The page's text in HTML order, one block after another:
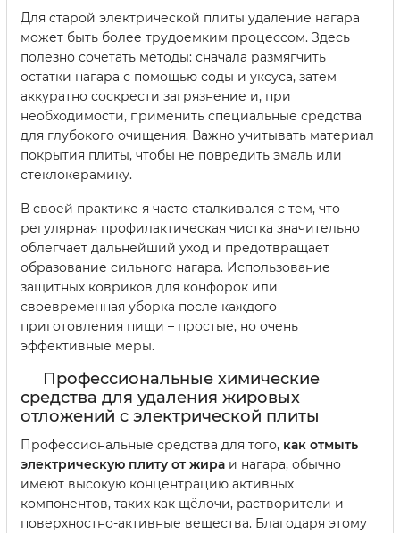
Для старой электрической плиты удаление нагара
может быть более трудоемким процессом. Здесь
полезно сочетать методы: сначала размягчить
остатки нагара с помощью соды и уксуса, затем
аккуратно соскрести загрязнение и, при
необходимости, применить специальные средства
для глубокого очищения. Важно учитывать материал
покрытия плиты, чтобы не повредить эмаль или
стеклокерамику.
В своей практике я часто сталкивался с тем, что
регулярная профилактическая чистка значительно
облегчает дальнейший уход и предотвращает
образование сильного нагара. Использование
защитных ковриков для конфорок или
своевременная уборка после каждого
приготовления пищи – простые, но очень
эффективные меры.
Профессиональные химические
средства для удаления жировых
отложений с электрической плиты
Профессиональные средства для того, как отмыть
электрическую плиту от жира и нагара, обычно
имеют высокую концентрацию активных
компонентов, таких как щёлочи, растворители и
поверхностно-активные вещества. Благодаря этому